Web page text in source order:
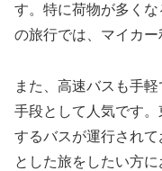
す。特に荷物が多く
の旅行では、マイカー
また、高速バスも手
手段として人気です
するバスが運行され
とした旅をしたい方